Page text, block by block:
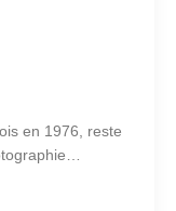
en 1976, reste